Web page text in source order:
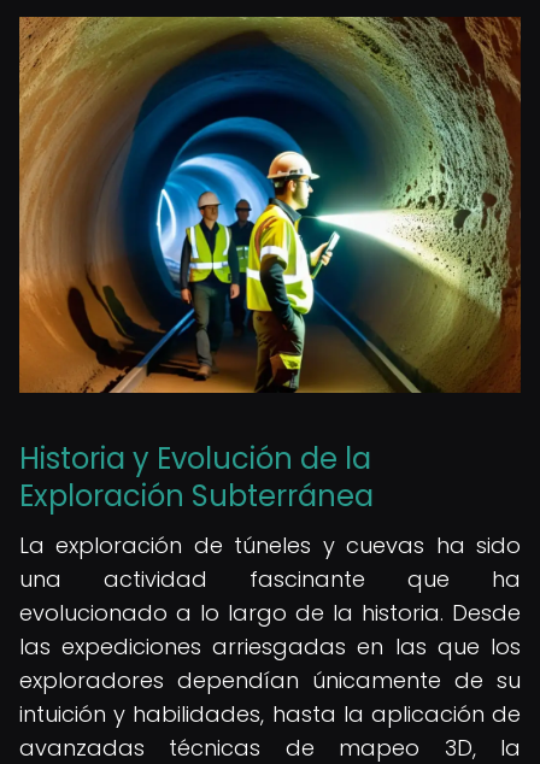
Historia y Evolución de la
Exploración Subterránea
La exploración de túneles y cuevas ha sido
una actividad fascinante que ha
evolucionado a lo largo de la historia. Desde
las expediciones arriesgadas en las que los
exploradores dependían únicamente de su
intuición y habilidades, hasta la aplicación de
avanzadas técnicas de mapeo 3D, la